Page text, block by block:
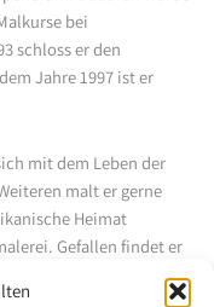
bei
schloss er den
Jahre 1997 ist er
mit dem Leben der
malt er gerne
Heimat
Gefallen findet er